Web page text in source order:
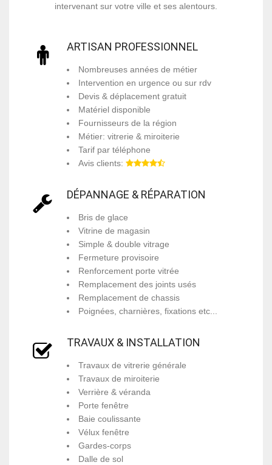
intervenant sur votre ville et ses alentours.
ARTISAN PROFESSIONNEL
Nombreuses années de métier
Intervention en urgence ou sur rdv
Devis & déplacement gratuit
Matériel disponible
Fournisseurs de la région
Métier: vitrerie & miroiterie
Tarif par téléphone
Avis clients:
DÉPANNAGE & RÉPARATION
Bris de glace
Vitrine de magasin
Simple & double vitrage
Fermeture provisoire
Renforcement porte vitrée
Remplacement des joints usés
Remplacement de chassis
Poignées, charnières, fixations etc...
TRAVAUX & INSTALLATION
Travaux de vitrerie générale
Travaux de miroiterie
Verrière & véranda
Porte fenêtre
Baie coulissante
Vélux fenêtre
Gardes-corps
Dalle de sol